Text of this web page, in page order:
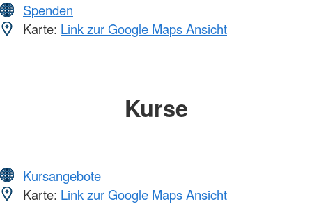
Spenden
Karte: Link zur Google Maps Ansicht
Kurse
Kursangebote
Karte: Link zur Google Maps Ansicht